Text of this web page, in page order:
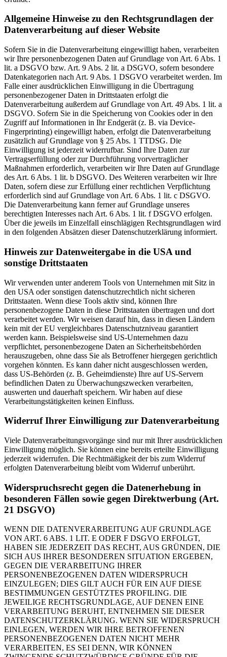
Allgemeine Hinweise zu den Rechtsgrundlagen der
Datenverarbeitung auf dieser Website
Sofern Sie in die Datenverarbeitung eingewilligt haben, verarbeiten
wir Ihre personenbezogenen Daten auf Grundlage von Art. 6 Abs. 1
lit. a DSGVO bzw. Art. 9 Abs. 2 lit. a DSGVO, sofern besondere
Datenkategorien nach Art. 9 Abs. 1 DSGVO verarbeitet werden. Im
Falle einer ausdrücklichen Einwilligung in die Übertragung
personenbezogener Daten in Drittstaaten erfolgt die
Datenverarbeitung außerdem auf Grundlage von Art. 49 Abs. 1 lit. a
DSGVO. Sofern Sie in die Speicherung von Cookies oder in den
Zugriff auf Informationen in Ihr Endgerät (z. B. via Device-
Fingerprinting) eingewilligt haben, erfolgt die Datenverarbeitung
zusätzlich auf Grundlage von § 25 Abs. 1 TTDSG. Die
Einwilligung ist jederzeit widerrufbar. Sind Ihre Daten zur
Vertragserfüllung oder zur Durchführung vorvertraglicher
Maßnahmen erforderlich, verarbeiten wir Ihre Daten auf Grundlage
des Art. 6 Abs. 1 lit. b DSGVO. Des Weiteren verarbeiten wir Ihre
Daten, sofern diese zur Erfüllung einer rechtlichen Verpflichtung
erforderlich sind auf Grundlage von Art. 6 Abs. 1 lit. c DSGVO.
Die Datenverarbeitung kann ferner auf Grundlage unseres
berechtigten Interesses nach Art. 6 Abs. 1 lit. f DSGVO erfolgen.
Über die jeweils im Einzelfall einschlägigen Rechtsgrundlagen wird
in den folgenden Absätzen dieser Datenschutzerklärung informiert.
Hinweis zur Datenweitergabe in die USA und
sonstige Drittstaaten
Wir verwenden unter anderem Tools von Unternehmen mit Sitz in
den USA oder sonstigen datenschutzrechtlich nicht sicheren
Drittstaaten. Wenn diese Tools aktiv sind, können Ihre
personenbezogene Daten in diese Drittstaaten übertragen und dort
verarbeitet werden. Wir weisen darauf hin, dass in diesen Ländern
kein mit der EU vergleichbares Datenschutzniveau garantiert
werden kann. Beispielsweise sind US-Unternehmen dazu
verpflichtet, personenbezogene Daten an Sicherheitsbehörden
herauszugeben, ohne dass Sie als Betroffener hiergegen gerichtlich
vorgehen könnten. Es kann daher nicht ausgeschlossen werden,
dass US-Behörden (z. B. Geheimdienste) Ihre auf US-Servern
befindlichen Daten zu Überwachungszwecken verarbeiten,
auswerten und dauerhaft speichern. Wir haben auf diese
Verarbeitungstätigkeiten keinen Einfluss.
Widerruf Ihrer Einwilligung zur Datenverarbeitung
Viele Datenverarbeitungsvorgänge sind nur mit Ihrer ausdrücklichen
Einwilligung möglich. Sie können eine bereits erteilte Einwilligung
jederzeit widerrufen. Die Rechtmäßigkeit der bis zum Widerruf
erfolgten Datenverarbeitung bleibt vom Widerruf unberührt.
Widerspruchsrecht gegen die Datenerhebung in
besonderen Fällen sowie gegen Direktwerbung (Art.
21 DSGVO)
WENN DIE DATENVERARBEITUNG AUF GRUNDLAGE
VON ART. 6 ABS. 1 LIT. E ODER F DSGVO ERFOLGT,
HABEN SIE JEDERZEIT DAS RECHT, AUS GRÜNDEN, DIE
SICH AUS IHRER BESONDEREN SITUATION ERGEBEN,
GEGEN DIE VERARBEITUNG IHRER
PERSONENBEZOGENEN DATEN WIDERSPRUCH
EINZULEGEN; DIES GILT AUCH FÜR EIN AUF DIESE
BESTIMMUNGEN GESTÜTZTES PROFILING. DIE
JEWEILIGE RECHTSGRUNDLAGE, AUF DENEN EINE
VERARBEITUNG BERUHT, ENTNEHMEN SIE DIESER
DATENSCHUTZERKLÄRUNG. WENN SIE WIDERSPRUCH
EINLEGEN, WERDEN WIR IHRE BETROFFENEN
PERSONENBEZOGENEN DATEN NICHT MEHR
VERARBEITEN, ES SEI DENN, WIR KÖNNEN